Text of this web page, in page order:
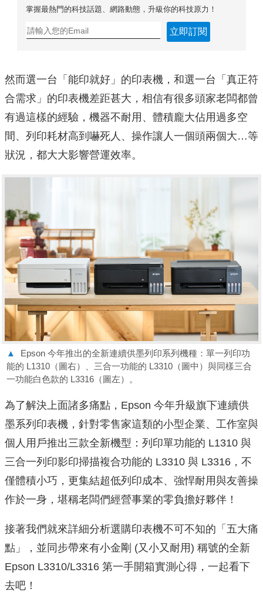
掌握最熱門的科技話題、網路動態，升級你的科技原力！
立即訂閱
然而選一台「能印就好」的印表機，和選一台「真正符
合需求」的印表機差距甚大，相信有很多頭家老闆都曾
有過這樣的經驗，機器不耐用、體積龐大佔用過多空
間、列印耗材高到嚇死人、操作讓人一個頭兩個大…等
狀況，都大大影響營運效率。
▲
Epson 今年推出的全新連續供墨列印系列機種：單一列印功
能的 L1310（圖右）、三合一功能的 L3310（圖中）與同樣三合
一功能白色款的 L3316（圖左）。
為了解決上面諸多痛點，Epson 今年升級旗下連續供
墨系列印表機，針對零售家這類的小型企業、工作室與
個人用戶推出三款全新機型：列印單功能的 L1310 與
三合一列印影印掃描複合功能的 L3310 與 L3316，不
僅體積小巧，更集結超低列印成本、強悍耐用與友善操
作於一身，堪稱老闆們經營事業的零負擔好夥伴！
接著我們就來詳細分析選購印表機不可不知的「五大痛
點」，並同步帶來有小金剛 (又小又耐用) 稱號的全新
Epson L3310/L3316 第一手開箱實測心得，一起看下
去吧！